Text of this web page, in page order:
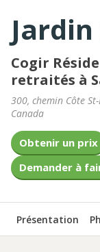
Cogir
retraités à
300, chemin Côte
Canada
Obtenir un prix
Demander à
Présentation